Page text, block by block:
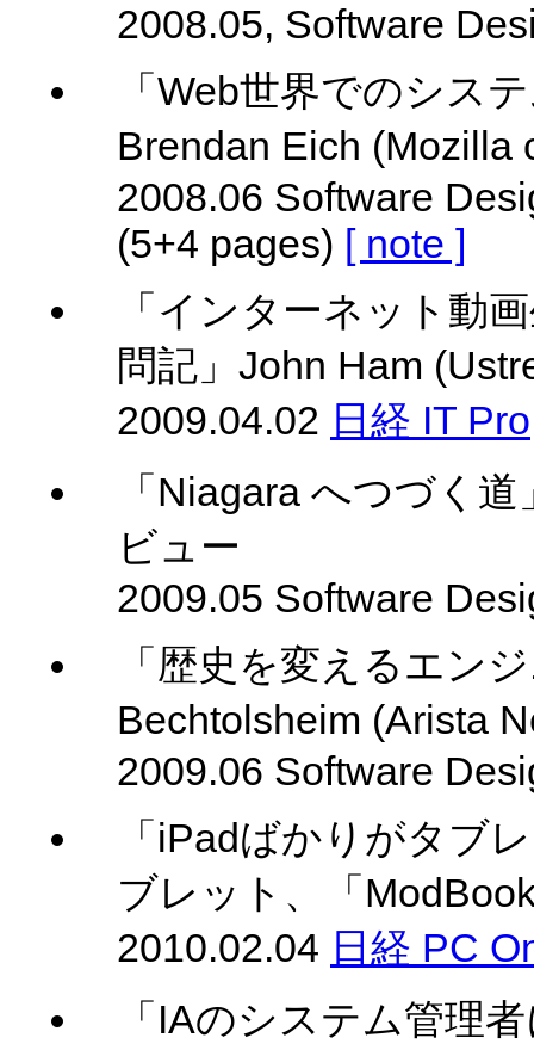
2008.05, Software
「Web世界でのシス
Brendan Eich (Mozilla
2008.06 Software
(5+4 pages) [ note ]
「インターネット動
問記」John Ham
2009.04.02 日経 IT Pro
「Niagara へつづく
ビュー
2009.05 Software
「歴史を変えるエン
Bechtolsheim (Arista
2009.06 Software
「iPadばかりがタブ
ブレット、「
2010.02.04 日経 PC
「IAのシステム管理